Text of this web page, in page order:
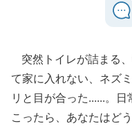
突然トイレが詰まる
て家に入れない、ネズ
リと目が合った......。
こったら、あなたはど